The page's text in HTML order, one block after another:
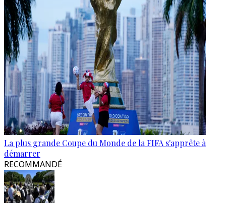
La plus grande Coupe du Monde de la FIFA s'apprête à
démarrer
RECOMMANDÉ